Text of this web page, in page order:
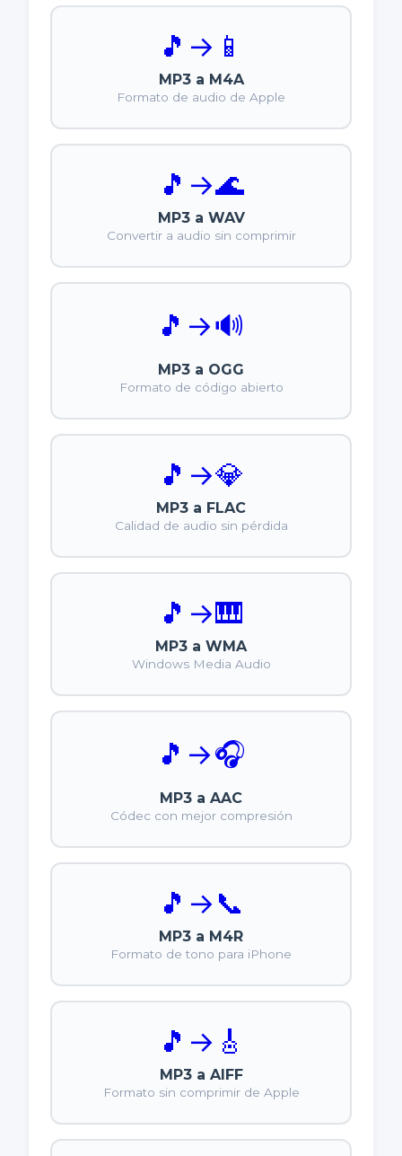
🎵 → 📱
MP3 a M4A
Formato de audio de Apple
🎵 →🌊
MP3 a WAV
Convertir a audio sin comprimir
🎵 →🔊
MP3 a OGG
Formato de código abierto
🎵 →💎
MP3 a FLAC
Calidad de audio sin pérdida
🎵 →🎹
MP3 a WMA
Windows Media Audio
🎵 →🎧
MP3 a AAC
Códec con mejor compresión
🎵 →📞
MP3 a M4R
Formato de tono para iPhone
🎵 → 🎸
MP3 a AIFF
Formato sin comprimir de Apple